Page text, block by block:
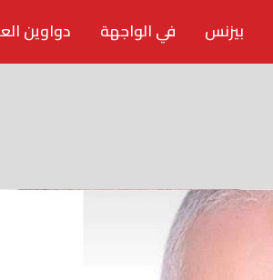
دواوين في الواجهة بيزنس